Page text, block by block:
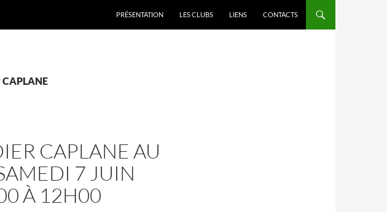
PRÉSENTATION LES CLUBS LIENS CONTACTS
CAPLANE AU
7 JUIN
À 12H00